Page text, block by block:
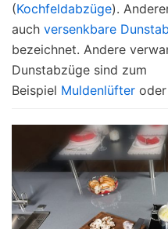
(Kochfeldabzüge).
auch versenkbare
bezeichnet. Andere
Dunstabzüge sind zum
Beispiel Muldenlüfter oder